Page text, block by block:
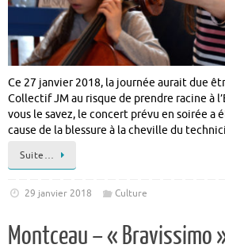
Ce 27 janvier 2018, la journée aurait due
Collectif JM au risque de prendre racine à
vous le savez, le concert prévu en soirée a
cause de la blessure à la cheville du
Suite…
29 janvier 2018 Culture
Montceau – « Bravissimo